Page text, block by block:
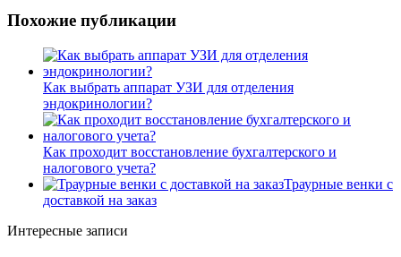
Похожие публикации
Как выбрать аппарат УЗИ для отделения
эндокринологии?
Как проходит восстановление бухгалтерского и
налогового учета?
Траурные венки с
доставкой на заказ
Интересные записи